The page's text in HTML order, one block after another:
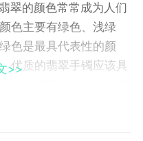
翠的颜色常常成为人们
色主要有绿色、浅绿
色是最具代表性的颜
优质的翡翠手镯应该具
冰种和白种的翡翠在近
度极高，冰种越好的翡
>>